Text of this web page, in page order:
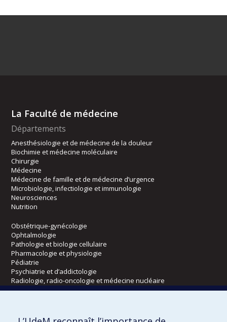
La Faculté de médecine
Départements
Anesthésiologie et de médecine de la douleur
Biochimie et médecine moléculaire
Chirurgie
Médecine
Médecine de famille et de médecine d’urgence
Microbiologie, infectiologie et immunologie
Neurosciences
Nutrition
Obstétrique-gynécologie
Ophtalmologie
Pathologie et biologie cellulaire
Pharmacologie et physiologie
Pédiatrie
Psychiatrie et d’addictologie
Radiologie, radio-oncologie et médecine nucléaire